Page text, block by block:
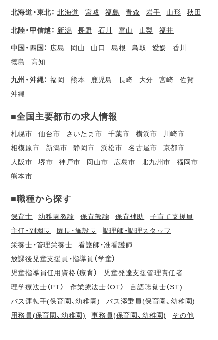
北海道・東北： 北海道 宮城 福島 青森 岩手 山形 秋田
北陸・甲信越： 新潟 長野 石川 富山 山梨 福井
中国・四国： 広島 岡山 山口 島根 鳥取 愛媛
香川
徳島
高知
九州・沖縄： 福岡 熊本 鹿児島 長崎 大分 宮崎
佐賀
沖縄
■全国主要都市の求人情報
札幌市 仙台市 さいたま市 千葉市 横浜市
川崎市
相模原市
新潟市 静岡市 浜松市 名古屋市
京都市
大阪市
堺市 神戸市 岡山市 広島市 北九州市
福岡市
熊本市
■職種から探す
保育士 幼稚園教諭 保育教諭 保育補助
子育て支援員
主任・副園長
園長・施設長
調理師・調理スタッフ
栄養士・管理栄養士
看護師・准看護師
放課後児童支援員・指導員（学童）
児童指導員任用資格（療育）
児童発達支援管理責任者
理学療法士（PT）
作業療法士（OT）
言語聴覚士（ST)
バス運転手(保育園、幼稚園)
バス添乗員(保育園、幼稚園)
用務員(保育園、幼稚園)
事務員(保育園、幼稚園) その他